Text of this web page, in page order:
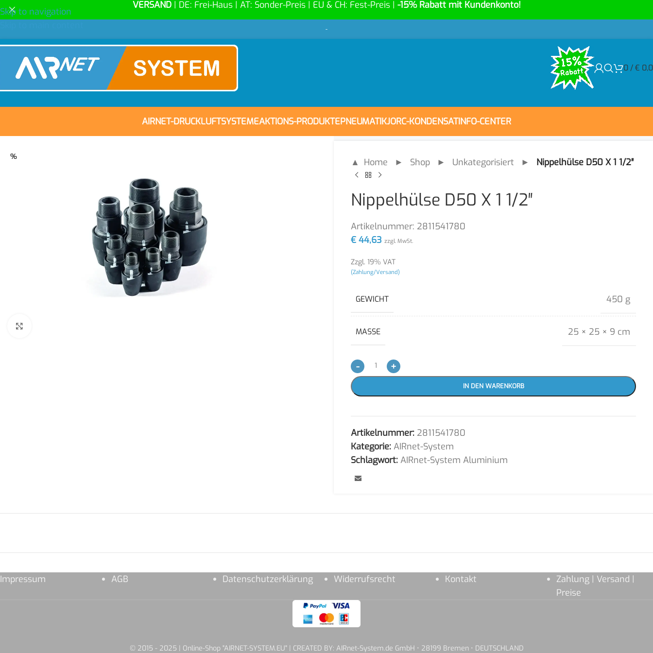
Skip to navigation
VERSAND | DE: Frei-Haus | AT: Sonder-Preis | EU & CH: Fest-Preis | -15% Rabatt mit Kundenkonto!
-
0 /€
AIRNET-DRUCKLUFTSYSTEMEAKTIONS-PRODUKTEPNEUMATIKJORC-KONDENSATINFO-CENTER
% ▲ Home ► Shop ► Unkategorisiert ► Nippelhülse D50 X 1 1/2″
Nippelhülse D50 X 1 1/2″
Artikelnummer: 2811541780
€ 44,63 zzgl. MwSt.
Zzgl. 19% VAT
(Zahlung/Versand)
GEWICHT 450 g
MASSE 25 × 25 × 9 cm
- +
IN DEN WARENKORB
Artikelnummer: 2811541780
Kategorie: AIRnet-System
Schlagwort: AIRnet-System Aluminium
Impressum AGB Datenschutzerklärung Widerrufsrecht Kontakt
Zahlung | Versand |
Preise
© 2015 - 2025 | Online-Shop "AIRNET-SYSTEM.EU" | CREATED BY: AIRnet-System.de GmbH • 28199 Bremen • DEUTSCHLAND